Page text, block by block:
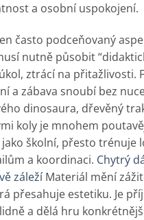
a osobní uspokojení.
často podceňovaný
nutně působit
ztrácí na přitažlivosti.
a zábava snoubí bez
dinosaura, dřevěný
koly je mnohem
školní, přesto trénuje
a koordinaci. Chytrý
záležíMateriál mění
přesahuje estetiku. Je
a dělá hru